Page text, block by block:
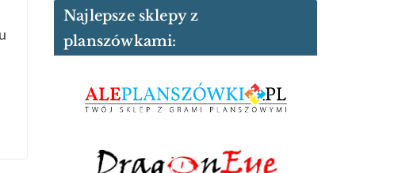
Najlepsze sklepy z
planszówkami: